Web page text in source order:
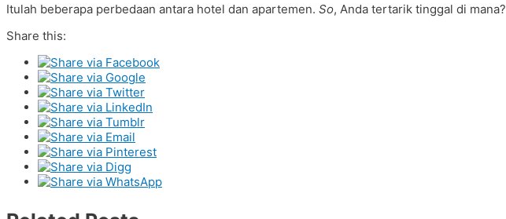
Itulah beberapa perbedaan antara hotel dan apartemen. So, Anda tertarik tinggal di mana?
Share this: